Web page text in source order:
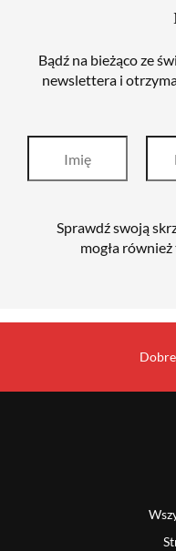
Bądź na bieżąco ze
newslettera i
Sprawdź swoją
mogła